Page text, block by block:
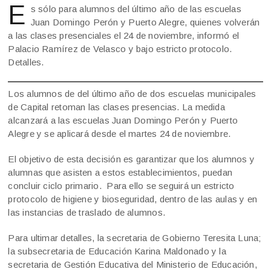
E s sólo para alumnos del último año de las escuelas
Juan Domingo Perón y Puerto Alegre, quienes volverán
a las clases presenciales el 24 de noviembre, informó el
Palacio Ramírez de Velasco y bajo estricto protocolo.
Detalles.
Los alumnos de del último año de dos escuelas municipales
de Capital retoman las clases presencias. La medida
alcanzará a las escuelas Juan Domingo Perón y Puerto
Alegre y se aplicará desde el martes 24 de noviembre.
El objetivo de esta decisión es garantizar que los alumnos y
alumnas que asisten a estos establecimientos, puedan
concluir ciclo primario. Para ello se seguirá un estricto
protocolo de higiene y bioseguridad, dentro de las aulas y en
las instancias de traslado de alumnos.
Para ultimar detalles, la secretaria de Gobierno Teresita Luna;
la subsecretaria de Educación Karina Maldonado y la
secretaria de Gestión Educativa del Ministerio de Educación,